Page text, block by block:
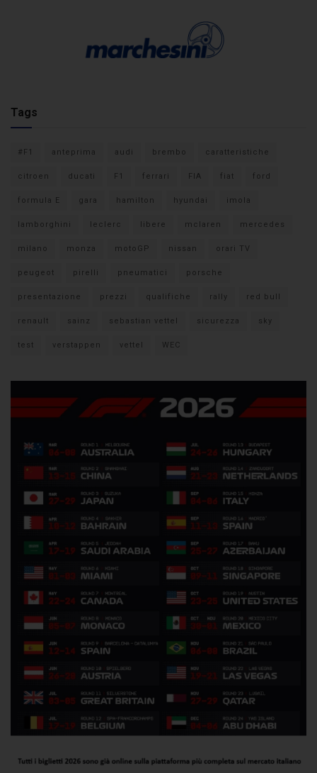
Tags
#F1 anteprima audi brembo caratteristiche
citroen ducati F1 ferrari FIA fiat ford
formula E gara hamilton hyundai imola
lamborghini leclerc libere mclaren mercedes
milano monza motoGP nissan orari TV
peugeot pirelli pneumatici porsche
presentazione prezzi qualifiche rally red bull
renault sainz sebastian vettel sicurezza sky
test verstappen vettel WEC